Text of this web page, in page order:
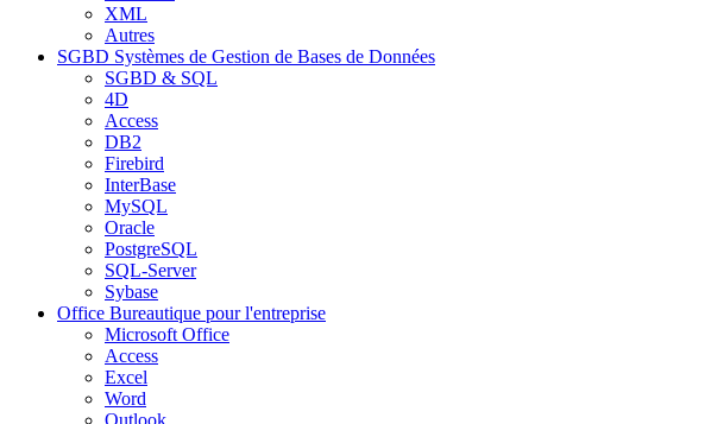
XML
Autres
SGBD Systèmes de Gestion de Bases de Données
SGBD & SQL
4D
Access
DB2
Firebird
InterBase
MySQL
Oracle
PostgreSQL
SQL-Server
Sybase
Office Bureautique pour l'entreprise
Microsoft Office
Access
Excel
Word
Outlook